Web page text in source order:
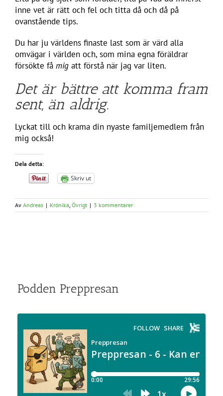
inne vet är rätt och fel och titta då och då på
ovanstående tips.
Du har ju världens finaste last som är värd alla
omvägar i världen och, som mina egna föräldrar
försökte få mig att förstå när jag var liten.
Det är bättre att komma fram
sent, än aldrig.
Lyckat till och krama din nyaste familjemedlem från
mig också!
Dela detta:
Skriv ut
Av Andreas | Krönika Övrigt | 3 kommentarer
Podden Preppresan